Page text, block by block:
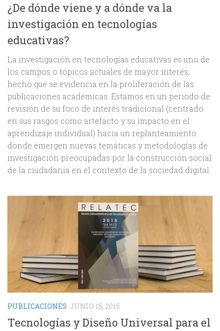
¿De dónde viene y a dónde va la
investigación en tecnologías
educativas?
La investigación en tecnologías educativas es uno de
los campos o tópicos actuales de mayor interés,
hecho que se evidencia en la proliferación de las
publicaciones académicas. Estamos en un periodo de
revisión de su foco de interés tradicional (centrado
en sus rasgos como artefacto y su impacto en el
aprendizaje individual) hacia un replanteamiento
donde emergen nuevas temáticas y metodologías de
investigación preocupadas por la construcción social
de la ciudadanía en el contexto de la sociedad digital.
PUBLICACIONES JUNIO 15, 2015
Tecnologías y Diseño Universal para el